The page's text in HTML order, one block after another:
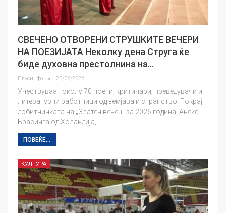
СВЕЧЕНО ОТВОРЕНИ СТРУШКИТЕ ВЕЧЕРИ
НА ПOЕЗИЈАТА Неколку дена Струга ќе
биде духовна престолнина на…
Плусинфо 25/06/2026
Учествуваат околу 70 поети, критичари, преведувачи и
литературни работници од земјава и странство. Покрај
добитничката на „Златен венец“ за 2026 година, Анеке
Брасинга од Холандија,…
ПОВЕЌЕ...
КУЛТУРА